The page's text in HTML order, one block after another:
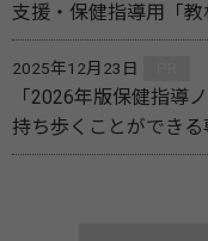
支援・保健指導用「教
2025年12月23日
「2026年版保健指導
持ち歩くことができ